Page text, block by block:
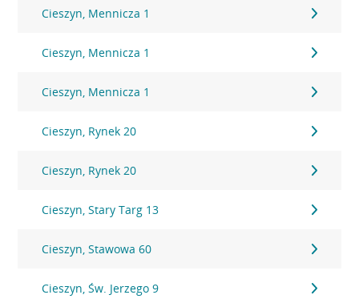
Cieszyn, Mennicza 1
Cieszyn, Mennicza 1
Cieszyn, Mennicza 1
Cieszyn, Rynek 20
Cieszyn, Rynek 20
Cieszyn, Stary Targ 13
Cieszyn, Stawowa 60
Cieszyn, Św. Jerzego 9